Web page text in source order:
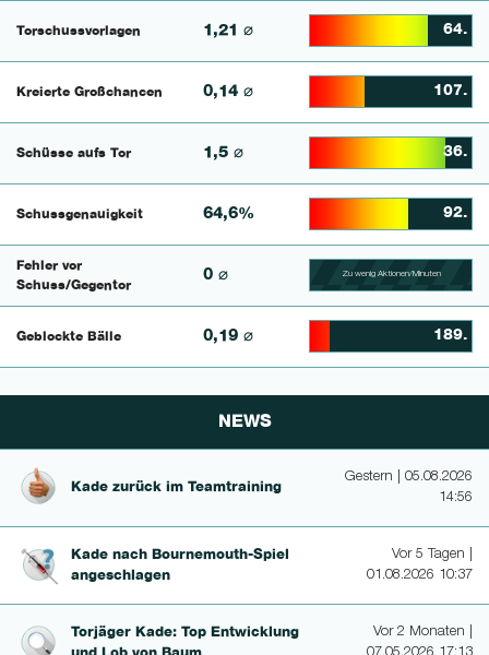
Torschussvorlagen 1,21 ⌀ 64.
Kreierte Großchancen 0,14 ⌀ 107.
Schüsse aufs Tor 1,5 ⌀ 36.
Schussgenauigkeit 64,6% 92.
Fehler vor
Schuss/Gegentor
0 ⌀ Zu wenig Aktionen/Minuten
Geblockte Bälle 0,19 ⌀ 189.
NEWS
Kade zurück im Teamtraining
Gestern | 05.08.2026
14:56
Kade nach Bour­ne­mouth-Spiel
angeschlagen
Vor 5 Tagen |
01.08.2026 10:37
Torjäger Kade: Top Entwicklung
Vor 2 Monaten |